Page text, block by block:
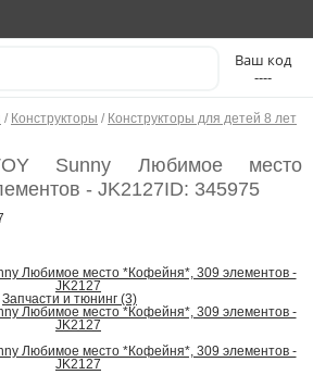
----
/ Конструкторы / Конструкторы для детей 8 лет
Sunny Любимое место
- JK2127ID: 345975
Запчасти и тюнинг (3)